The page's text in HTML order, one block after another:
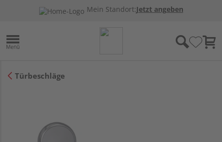
Mein Standort:Jetzt angeben
Türbeschläge